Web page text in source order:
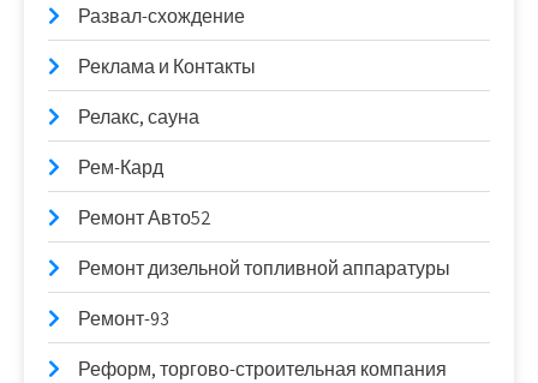
Развал-схождение
Реклама и Контакты
Релакс, сауна
Рем-Кард
Ремонт Авто52
Ремонт дизельной топливной аппаратуры
Ремонт-93
Реформ, торгово-строительная компания